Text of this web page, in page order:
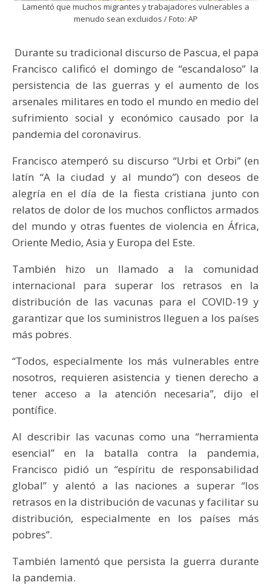
Lamentó que muchos migrantes y trabajadores vulnerables a
menudo sean excluidos / Foto: AP
Durante su tradicional discurso de Pascua, el papa
Francisco calificó el domingo de “escandaloso” la
persistencia de las guerras y el aumento de los
arsenales militares en todo el mundo en medio del
sufrimiento social y económico causado por la
pandemia del coronavirus.
Francisco atemperó su discurso “Urbi et Orbi” (en
latín “A la ciudad y al mundo”) con deseos de
alegría en el día de la fiesta cristiana junto con
relatos de dolor de los muchos conflictos armados
del mundo y otras fuentes de violencia en África,
Oriente Medio, Asia y Europa del Este.
También hizo un llamado a la comunidad
internacional para superar los retrasos en la
distribución de las vacunas para el COVID-19 y
garantizar que los suministros lleguen a los países
más pobres.
“Todos, especialmente los más vulnerables entre
nosotros, requieren asistencia y tienen derecho a
tener acceso a la atención necesaria”, dijo el
pontífice.
Al describir las vacunas como una “herramienta
esencial” en la batalla contra la pandemia,
Francisco pidió un “espíritu de responsabilidad
global” y alentó a las naciones a superar “los
retrasos en la distribución de vacunas y facilitar su
distribución, especialmente en los países más
pobres”.
También lamentó que persista la guerra durante
la pandemia.